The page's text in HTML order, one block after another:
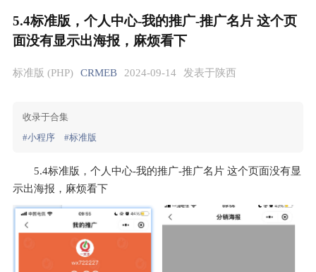
5.4标准版，个人中心-我的推广-推广名片 这个页
面没有显示出海报，麻烦看下
标准版 (PHP) CRMEB 2024-09-14 发表于陕西
收录于合集
#小程序
#标准版
5.4标准版，个人中心-我的推广-推广名片 这个页面没有显
示出海报，麻烦看下